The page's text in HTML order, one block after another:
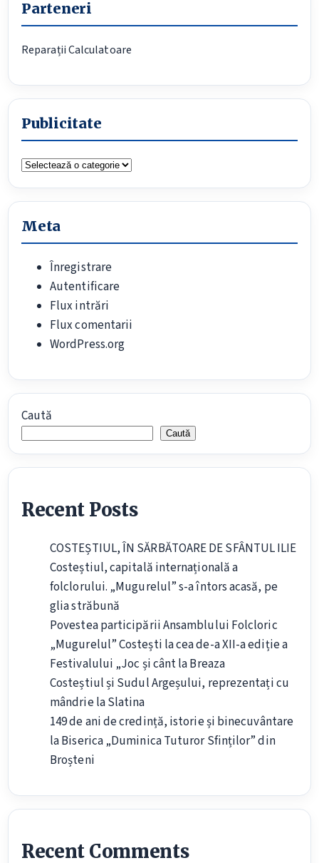
Parteneri
Reparații Calculatoare
Publicitate
Publicitate
Meta
Înregistrare
Autentificare
Flux intrări
Flux comentarii
WordPress.org
Caută
Caută
Recent Posts
COSTEȘTIUL, ÎN SĂRBĂTOARE DE SFÂNTUL ILIE
Costeștiul, capitală internațională a
folclorului. „Mugurelul” s-a întors acasă, pe
glia străbună
Povestea participării Ansamblului Folcloric
„Mugurelul” Costești la cea de-a XII-a ediție a
Festivalului „Joc și cânt la Breaza
Costeștiul și Sudul Argeșului, reprezentați cu
mândrie la Slatina
149 de ani de credință, istorie și binecuvântare
la Biserica „Duminica Tuturor Sfinților” din
Broșteni
Recent Comments